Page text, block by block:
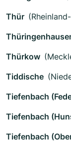
Thür
Thürkow
Tiddische
Tiefenbach
Tiefenbach
Tiefenbach